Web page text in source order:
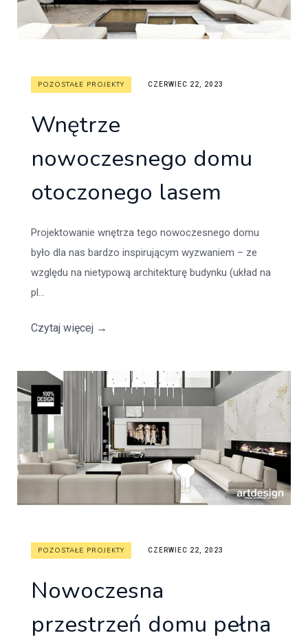
POZOSTAŁE PROJEKTY CZERWIEC 22, 2023
Wnętrze
nowoczesnego domu
otoczonego lasem
Projektowanie wnętrza tego nowoczesnego domu
było dla nas bardzo inspirującym wyzwaniem – ze
względu na nietypową architekturę budynku (układ na
pl...
Czytaj więcej →
POZOSTAŁE PROJEKTY CZERWIEC 22, 2023
Nowoczesna
przestrzeń domu pełna